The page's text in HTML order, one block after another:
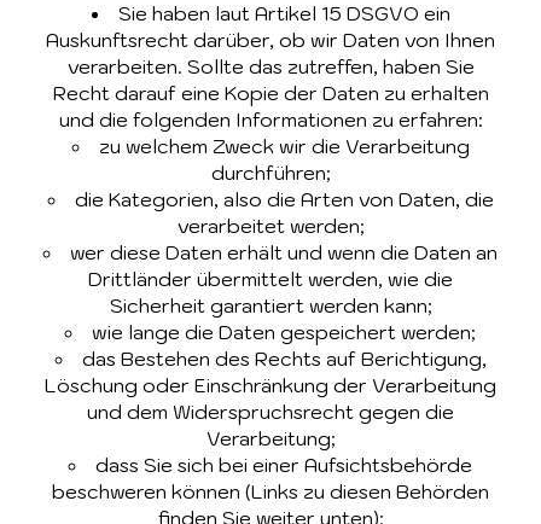
Sie haben laut Artikel 15 DSGVO ein
Auskunftsrecht darüber, ob wir Daten von Ihnen
verarbeiten. Sollte das zutreffen, haben Sie
Recht darauf eine Kopie der Daten zu erhalten
und die folgenden Informationen zu erfahren:
zu welchem Zweck wir die Verarbeitung
durchführen;
die Kategorien, also die Arten von Daten, die
verarbeitet werden;
wer diese Daten erhält und wenn die Daten an
Drittländer übermittelt werden, wie die
Sicherheit garantiert werden kann;
wie lange die Daten gespeichert werden;
das Bestehen des Rechts auf Berichtigung,
Löschung oder Einschränkung der Verarbeitung
und dem Widerspruchsrecht gegen die
Verarbeitung;
dass Sie sich bei einer Aufsichtsbehörde
beschweren können (Links zu diesen Behörden
finden Sie weiter unten);